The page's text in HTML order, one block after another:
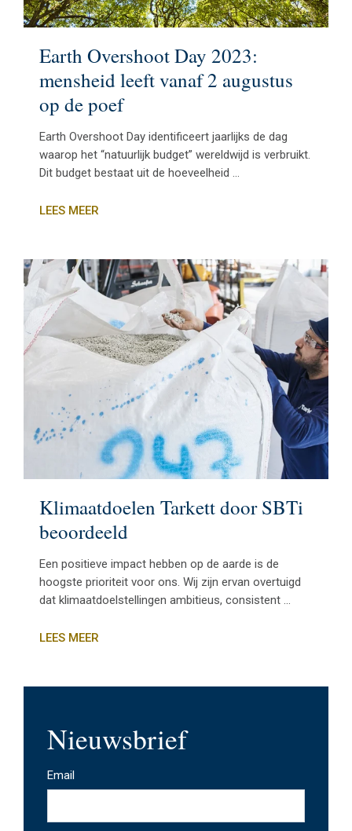
Earth Overshoot Day 2023:
mensheid leeft vanaf 2 augustus
op de poef
Earth Overshoot Day identificeert jaarlijks de dag
waarop het “natuurlijk budget” wereldwijd is verbruikt.
Dit budget bestaat uit de hoeveelheid ...
LEES MEER
Klimaatdoelen Tarkett door SBTi
beoordeeld
Een positieve impact hebben op de aarde is de
hoogste prioriteit voor ons. Wij zijn ervan overtuigd
dat klimaatdoelstellingen ambitieus, consistent ...
LEES MEER
Nieuwsbrief
Email